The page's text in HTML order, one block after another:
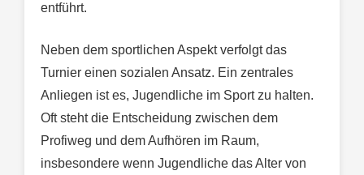
entführt.
Neben dem sportlichen Aspekt verfolgt das
Turnier einen sozialen Ansatz. Ein zentrales
Anliegen ist es, Jugendliche im Sport zu halten.
Oft steht die Entscheidung zwischen dem
Profiweg und dem Aufhören im Raum,
insbesondere wenn Jugendliche das Alter von